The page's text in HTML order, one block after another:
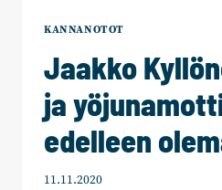
KANNANOTOT
Jaakko
ja
edelleen
11.11.2020